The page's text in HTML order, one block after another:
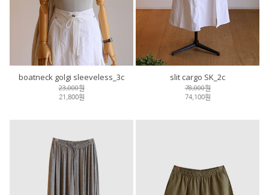
boatneck golgi sleeveless_3c
23,000원
21,800원
slit cargo SK_2c
78,000원
74,100원